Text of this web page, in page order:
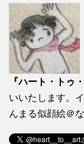
『ハート・トゥ
いいたします。
んまる似顔絵＠